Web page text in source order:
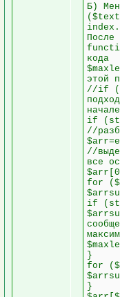
Б)
После
кода
этой
//if
if
//
//
все
for
if
}
for
}